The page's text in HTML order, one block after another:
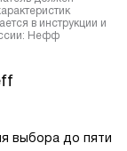
в инструкции и
Нефф
выбора до пяти